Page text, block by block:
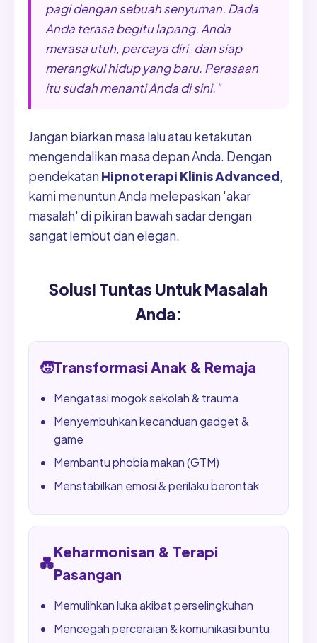
pagi dengan sebuah senyuman. Dada
Anda terasa begitu lapang. Anda
merasa utuh, percaya diri, dan siap
merangkul hidup yang baru. Perasaan
itu sudah menanti Anda di sini."
Jangan biarkan masa lalu atau ketakutan
mengendalikan masa depan Anda. Dengan
pendekatan Hipnoterapi Klinis Advanced,
kami menuntun Anda melepaskan 'akar
masalah' di pikiran bawah sadar dengan
sangat lembut dan elegan.
Solusi Tuntas Untuk Masalah
Anda:
🧒Transformasi Anak & Remaja
Mengatasi mogok sekolah & trauma
Menyembuhkan kecanduan gadget &
game
Membantu phobia makan (GTM)
Menstabilkan emosi & perilaku berontak
💑
Keharmonisan & Terapi
Pasangan
Memulihkan luka akibat perselingkuhan
Mencegah perceraian & komunikasi buntu